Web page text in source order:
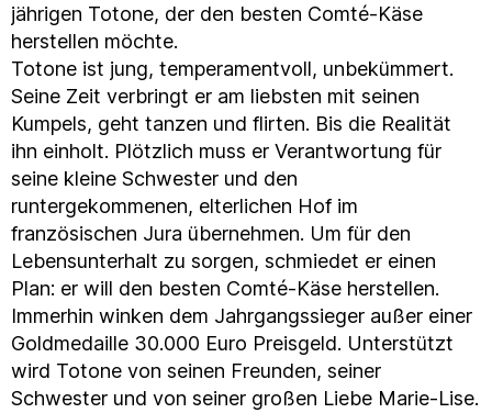
jährigen Totone, der den besten Comté-Käse
herstellen möchte.
Totone ist jung, temperamentvoll, unbekümmert.
Seine Zeit verbringt er am liebsten mit seinen
Kumpels, geht tanzen und flirten. Bis die Realität
ihn einholt. Plötzlich muss er Verantwortung für
seine kleine Schwester und den
runtergekommenen, elterlichen Hof im
französischen Jura übernehmen. Um für den
Lebensunterhalt zu sorgen, schmiedet er einen
Plan: er will den besten Comté-Käse herstellen.
Immerhin winken dem Jahrgangssieger außer einer
Goldmedaille 30.000 Euro Preisgeld. Unterstützt
wird Totone von seinen Freunden, seiner
Schwester und von seiner großen Liebe Marie-Lise.